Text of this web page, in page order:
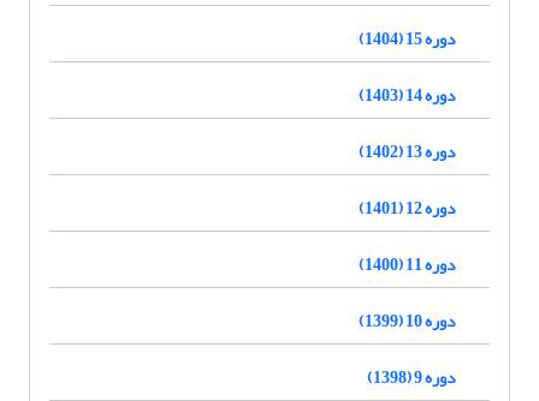
دوره 15 (1404)
دوره 14 (1403)
دوره 13 (1402)
دوره 12 (1401)
دوره 11 (1400)
دوره 10 (1399)
دوره 9 (1398)